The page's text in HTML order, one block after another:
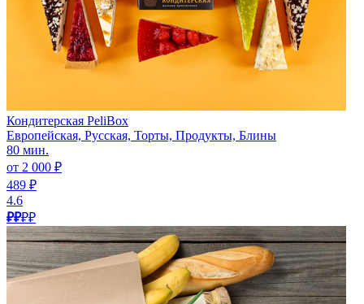
Кондитерская PeliBox
Европейская, Русская, Торты, Продукты, Блины
80 мин.
от 2 000 ₽
489 ₽
4.6
₽₽₽₽